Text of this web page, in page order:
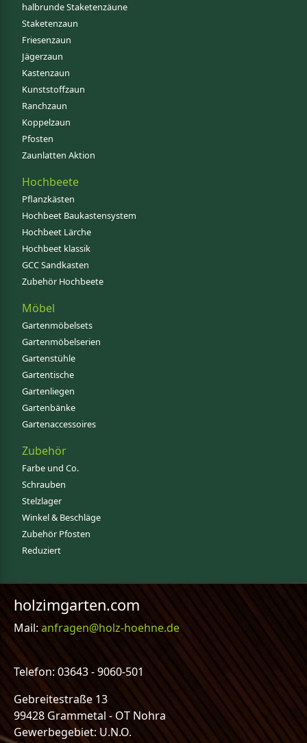
halbrunde Staketenzäune
Staketenzaun
Friesenzaun
Jägerzaun
Kastenzaun
Kunststoffzaun
Ranchzaun
Koppelzaun
Pfosten
Zaunlatten Aktion
Hochbeete
Pflanzkästen
Hochbeet Baukastensystem
Hochbeet Lärche
Hochbeet klassik
GCC Sandkasten
Zubehör Hochbeete
Möbel
Gartenmöbelsets
Gartenmöbelserien
Gartenstühle
Gartentische
Gartenliegen
Gartenbänke
Gartenaccessoires
Zubehör
Farbe und Co.
Schrauben
Stelzlager
Winkel & Beschläge
Zubehör Pfosten
Reduziert
holzimgarten.com
Mail:anfragen@holz-hoehne.de
Telefon: 03643 - 9060-501
Gebreitestraße 13
99428 Grammetal - OT Nohra
Gewerbegebiet: U.N.O.